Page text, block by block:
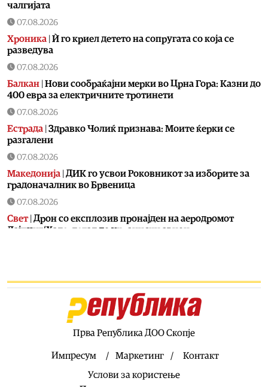
чалгијата
07.08.2026
Хроника Ѝ го криел детето на сопругата со која се
разведува
07.08.2026
Балкан Нови сообраќајни мерки во Црна Гора: Казни до
400 евра за електричните тротинети
07.08.2026
Естрада Здравко Чолиќ признава: Моите ќерки се
разгалени
07.08.2026
Македонија ДИК го усвои Роковникот за изборите за
градоначалник во Брвеница
07.08.2026
Свет| Дрон со експлозив пронајден на аеродромот
Лајпциг/Хале, летал до украински авион
Ги „заборави“ Македонците и пресудите во
Стразбур: Радев вели дека Бугарија ги почитува
различните етнички заедници
закани на Италија со мерки поради воведените
Прва Република ДОО Скопје
Импресум Маркетинг
Контакт
Услови за користење